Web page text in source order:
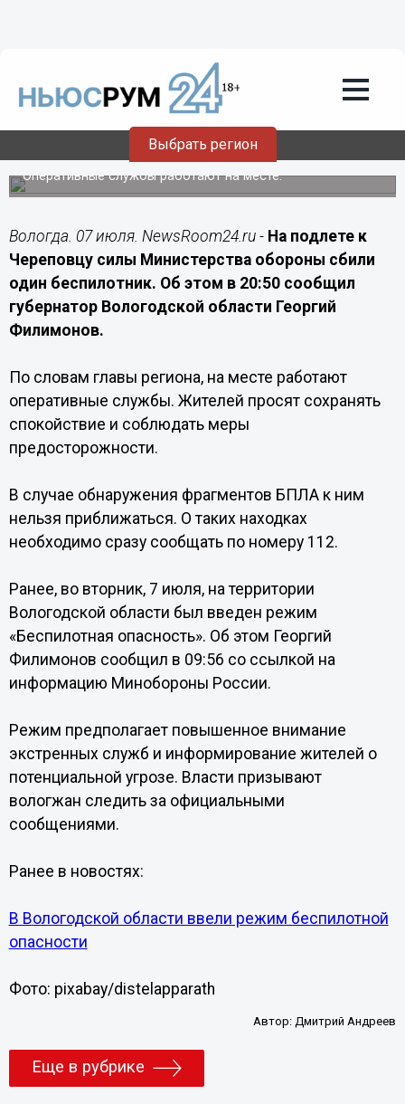
Выбрать регион
07.07.202620:55
На подлете к Череповцу сбит
Оперативные службы работают на месте.
Вологда. 07 июля. NewsRoom24.ru - На подлете к
Череповцу силы Министерства обороны сбили
один беспилотник. Об этом в 20:50 сообщил
губернатор Вологодской области Георгий
Филимонов.
По словам главы региона, на месте работают
оперативные службы. Жителей просят сохранять
спокойствие и соблюдать меры
предосторожности.
В случае обнаружения фрагментов БПЛА к ним
нельзя приближаться. О таких находках
необходимо сразу сообщать по номеру 112.
Ранее, во вторник, 7 июля, на территории
Вологодской области был введен режим
«Беспилотная опасность». Об этом Георгий
Филимонов сообщил в 09:56 со ссылкой на
информацию Минобороны России.
Режим предполагает повышенное внимание
экстренных служб и информирование жителей о
потенциальной угрозе. Власти призывают
вологжан следить за официальными
сообщениями.
Ранее в новостях:
В Вологодской области ввели режим беспилотной
опасности
Фото: pixabay/distelapparath
Автор:Дмитрий Андреев
Еще в рубрике